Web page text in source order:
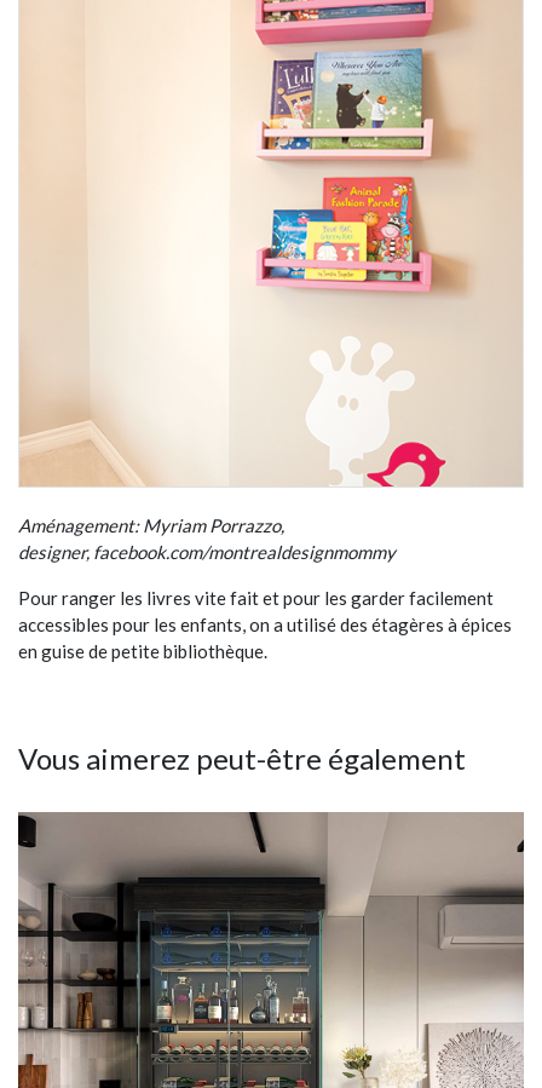
Aménagement: Myriam Porrazzo,
designer, facebook.com/montrealdesignmommy
Pour ranger les livres vite fait et pour les garder facilement
accessibles pour les enfants, on a utilisé des étagères à épices
en guise de petite bibliothèque.
Vous aimerez peut-être également